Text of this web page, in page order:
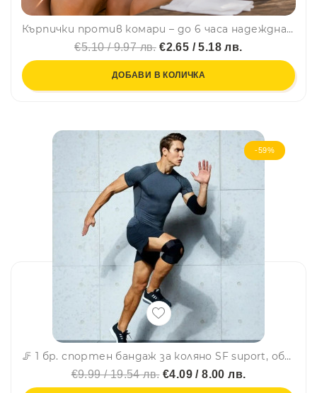
Кърпички против комари – до 6 часа надеждна защита навсякъде, 15 броя
€5.10 / 9.97 лв.€2.65 / 5.18 лв.
ДОБАВИ В КОЛИЧКА
-59%
🦵 1 бр. спортен бандаж за коляно SF suport, облекчава болка и напрежение, универсален размер - 733
€9.99 / 19.54 лв.€4.09 / 8.00 лв.